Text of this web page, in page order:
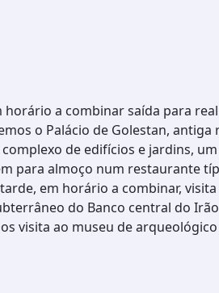
horário a combinar saída para
o Palácio de Golestan, antiga
de edifícios e jardins,
para almoço num restaurante
em horário a combinar,
do Banco central do
visita ao museu de